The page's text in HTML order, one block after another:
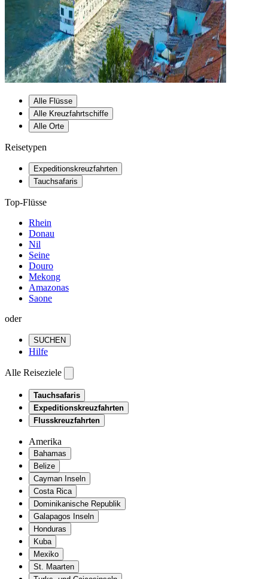
Alle Flüsse
Alle Kreuzfahrtschiffe
Alle Orte
Reisetypen
Expeditionskreuzfahrten
Tauchsafaris
Top-Flüsse
Rhein
Donau
Nil
Seine
Douro
Mekong
Amazonas
Saone
oder
SUCHEN
Hilfe
Alle Reiseziele
Tauchsafaris
Expeditionskreuzfahrten
Flusskreuzfahrten
Amerika
Bahamas
Belize
Cayman Inseln
Costa Rica
Dominikanische Republik
Galapagos Inseln
Honduras
Kuba
Mexiko
St. Maarten